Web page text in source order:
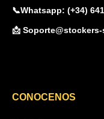
📞Whatsapp: (+34)
📩
CONOCENOS